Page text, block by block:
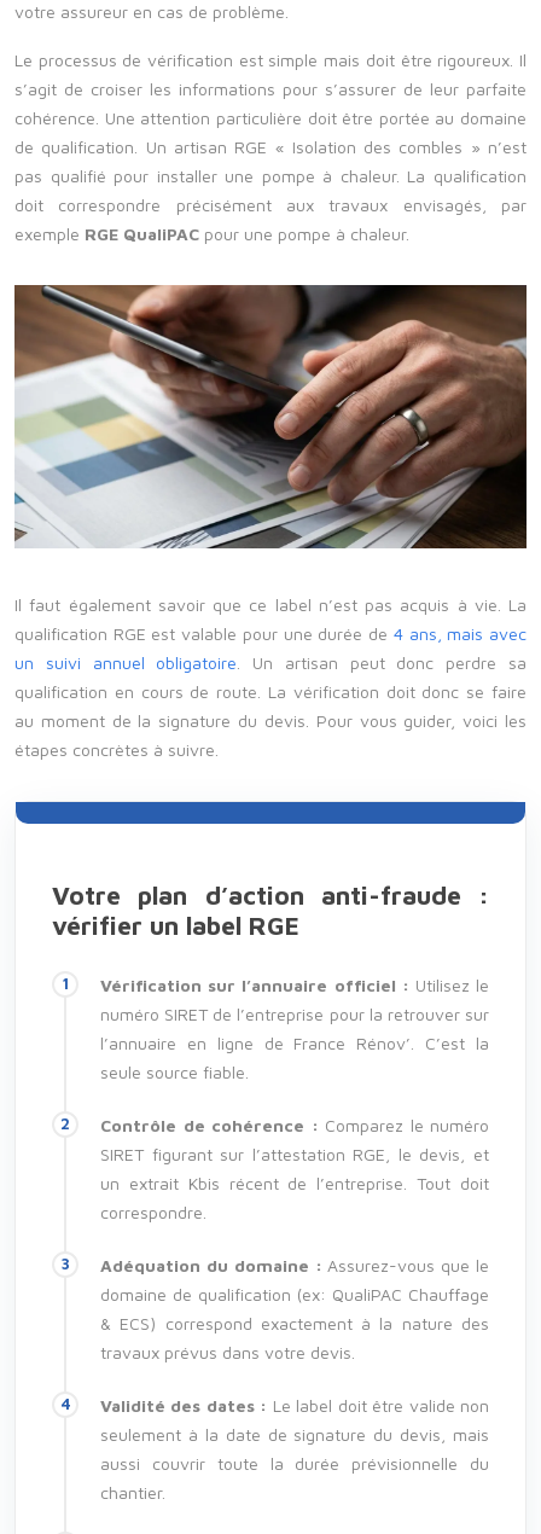
votre assureur en cas de problème.
Le processus de vérification est simple mais doit être rigoureux. Il
s’agit de croiser les informations pour s’assurer de leur parfaite
cohérence. Une attention particulière doit être portée au domaine
de qualification. Un artisan RGE « Isolation des combles » n’est
pas qualifié pour installer une pompe à chaleur. La qualification
doit correspondre précisément aux travaux envisagés, par
exemple RGE QualiPAC pour une pompe à chaleur.
Il faut également savoir que ce label n’est pas acquis à vie. La
qualification RGE est valable pour une durée de 4 ans, mais avec
un suivi annuel obligatoire. Un artisan peut donc perdre sa
qualification en cours de route. La vérification doit donc se faire
au moment de la signature du devis. Pour vous guider, voici les
étapes concrètes à suivre.
Votre plan d’action anti-fraude :
vérifier un label RGE
Vérification sur l’annuaire officiel : Utilisez le
numéro SIRET de l’entreprise pour la retrouver sur
l’annuaire en ligne de France Rénov’. C’est la
seule source fiable.
Contrôle de cohérence : Comparez le numéro
SIRET figurant sur l’attestation RGE, le devis, et
un extrait Kbis récent de l’entreprise. Tout doit
correspondre.
Adéquation du domaine : Assurez-vous que le
domaine de qualification (ex: QualiPAC Chauffage
& ECS) correspond exactement à la nature des
travaux prévus dans votre devis.
Validité des dates : Le label doit être valide non
seulement à la date de signature du devis, mais
aussi couvrir toute la durée prévisionnelle du
chantier.